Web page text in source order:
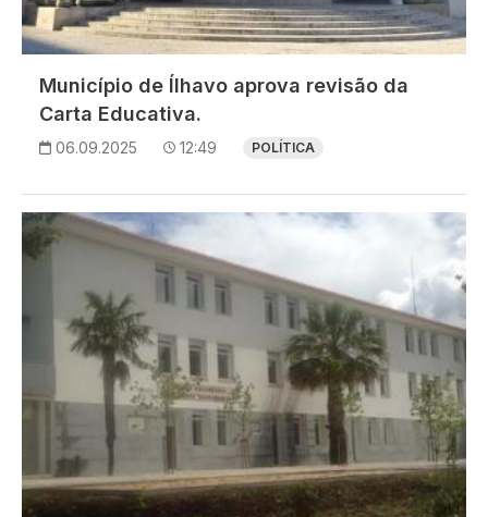
Município de Ílhavo aprova revisão da
Carta Educativa.
06.09.2025 12:49 POLÍTICA
Imagem